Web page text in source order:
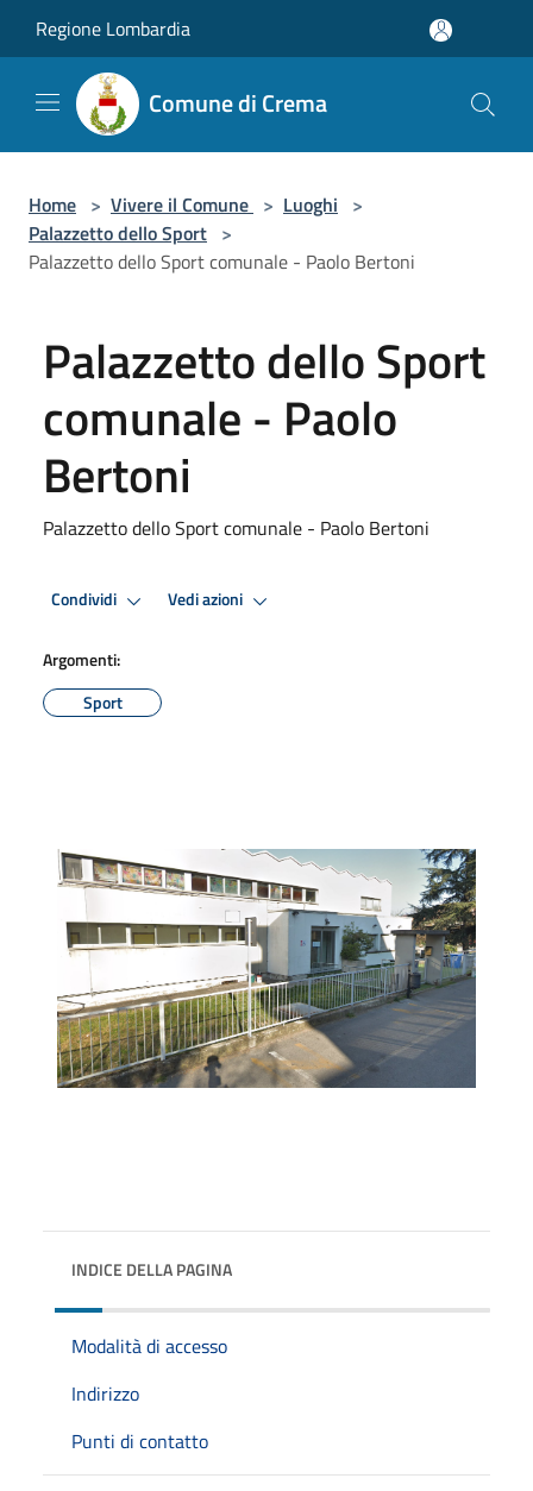
Regione Lombardia
Comune di Crema
Home > Vivere il Comune > Luoghi >
Palazzetto dello Sport >
Palazzetto dello Sport comunale - Paolo Bertoni
Palazzetto dello Sport
comunale - Paolo
Bertoni
Palazzetto dello Sport comunale - Paolo Bertoni
Condividi Vedi azioni
Argomenti:
Sport
INDICE DELLA PAGINA
Modalità di accesso
Indirizzo
Punti di contatto